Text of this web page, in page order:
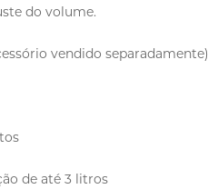
do volume.
vendido separadamente)
de até 3 litros